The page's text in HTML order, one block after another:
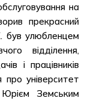
на
прекрасний
був улюбленцем
відділення,
і працівників
про університет
Земським